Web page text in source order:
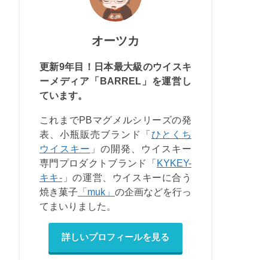
オーツカ
更新9年目！日本最大級のウイスキ
ーメディア「BARREL」を運営し
ています。
これまでPBマグメルシリーズの発
表、小瓶販売ブランド「ひとくち
ウイスキー 」の開発、ウイスキー
専門プロダクトブランド「KYKEY-
キキ- 」の運営、ウイスキーに合う
焼き菓子 「muk」 の企画などを行っ
てまいりました。
詳しいプロフィールを見る